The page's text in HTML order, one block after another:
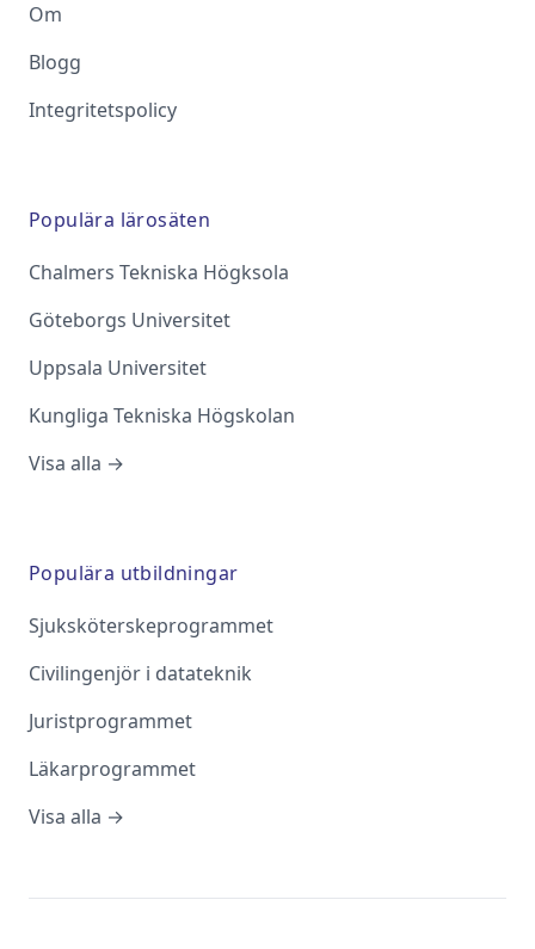
Om
Blogg
Integritetspolicy
Populära lärosäten
Chalmers Tekniska Högksola
Göteborgs Universitet
Uppsala Universitet
Kungliga Tekniska Högskolan
Visa alla →
Populära utbildningar
Sjuksköterskeprogrammet
Civilingenjör i datateknik
Juristprogrammet
Läkarprogrammet
Visa alla →